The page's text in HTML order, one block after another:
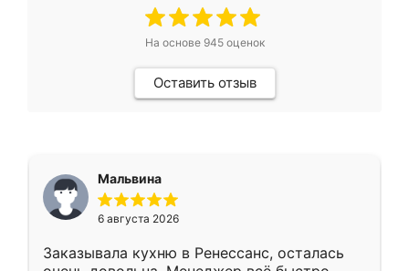
На основе 945оценок
Оставить отзыв
Мальвина
6 августа 2026
Заказывала кухню в Ренессанс, осталась